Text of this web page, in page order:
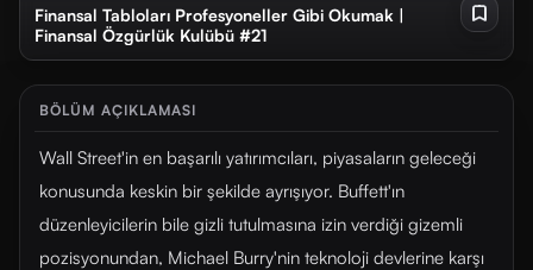
Finansal Tabloları Profesyoneller Gibi Okumak |
Finansal Özgürlük Kulübü #21
BÖLÜM AÇIKLAMASI
Wall Street'in en başarılı yatırımcıları, piyasaların geleceği
konusunda keskin bir şekilde ayrışıyor. Buffett'ın
düzenleyicilerin bile gizli tutulmasına izin verdiği gizemli
pozisyonundan, Michael Burry'nin teknoloji devlerine karşı